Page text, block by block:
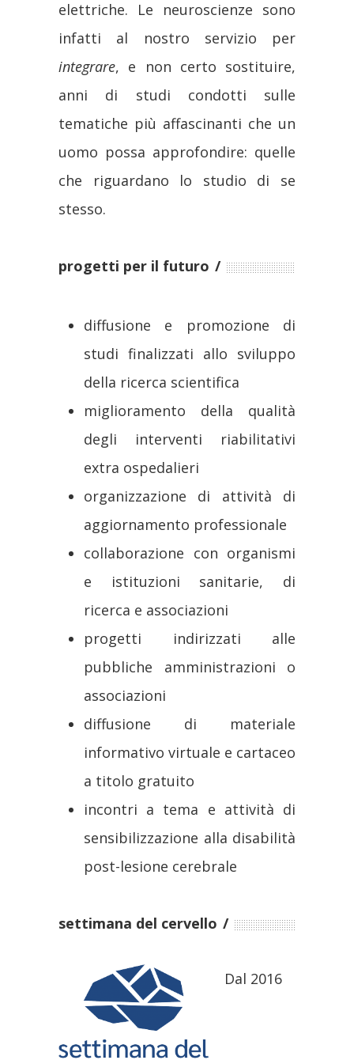
elettriche. Le neuroscienze sono
infatti al nostro servizio per
integrare, e non certo sostituire,
anni di studi condotti sulle
tematiche più affascinanti che un
uomo possa approfondire: quelle
che riguardano lo studio di se
stesso.
progetti per il futuro
diffusione e promozione di
studi finalizzati allo sviluppo
della ricerca scientifica
miglioramento della qualità
degli interventi riabilitativi
extra ospedalieri
organizzazione di attività di
aggiornamento professionale
collaborazione con organismi
e istituzioni sanitarie, di
ricerca e associazioni
progetti indirizzati alle
pubbliche amministrazioni o
associazioni
diffusione di materiale
informativo virtuale e cartaceo
a titolo gratuito
incontri a tema e attività di
sensibilizzazione alla disabilità
post-lesione cerebrale
settimana del cervello
Dal 2016